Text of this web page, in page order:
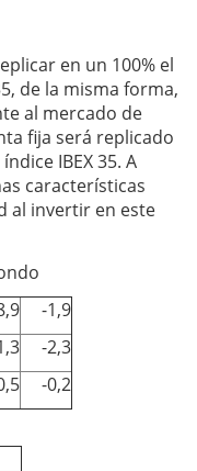
en un 100% el
de la misma forma,
al mercado de
fija será replicado
IBEX 35. A
características
al invertir en este
-1,9
-2,3
-0,2